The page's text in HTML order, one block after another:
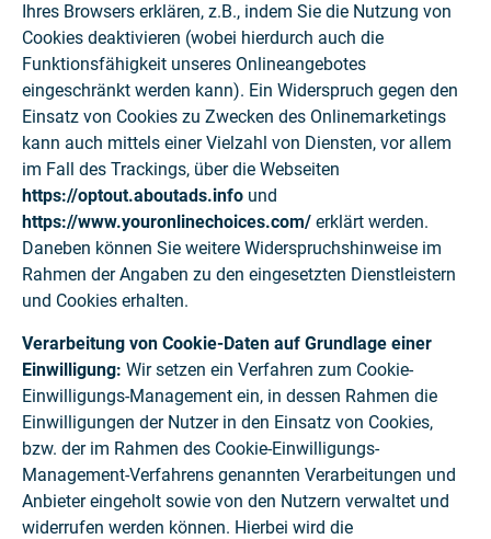
Ihres Browsers erklären, z.B., indem Sie die Nutzung von
Cookies deaktivieren (wobei hierdurch auch die
Funktionsfähigkeit unseres Onlineangebotes
eingeschränkt werden kann). Ein Widerspruch gegen den
Einsatz von Cookies zu Zwecken des Onlinemarketings
kann auch mittels einer Vielzahl von Diensten, vor allem
im Fall des Trackings, über die Webseiten
https://optout.aboutads.info und
https://www.youronlinechoices.com/ erklärt werden.
Daneben können Sie weitere Widerspruchshinweise im
Rahmen der Angaben zu den eingesetzten Dienstleistern
und Cookies erhalten.
Verarbeitung von Cookie-Daten auf Grundlage einer
Einwilligung: Wir setzen ein Verfahren zum Cookie-
Einwilligungs-Management ein, in dessen Rahmen die
Einwilligungen der Nutzer in den Einsatz von Cookies,
bzw. der im Rahmen des Cookie-Einwilligungs-
Management-Verfahrens genannten Verarbeitungen und
Anbieter eingeholt sowie von den Nutzern verwaltet und
widerrufen werden können. Hierbei wird die